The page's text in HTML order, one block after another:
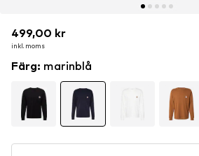
499,00 kr
inkl. moms
499,00 kr
inkl. moms
Färg: marinblå